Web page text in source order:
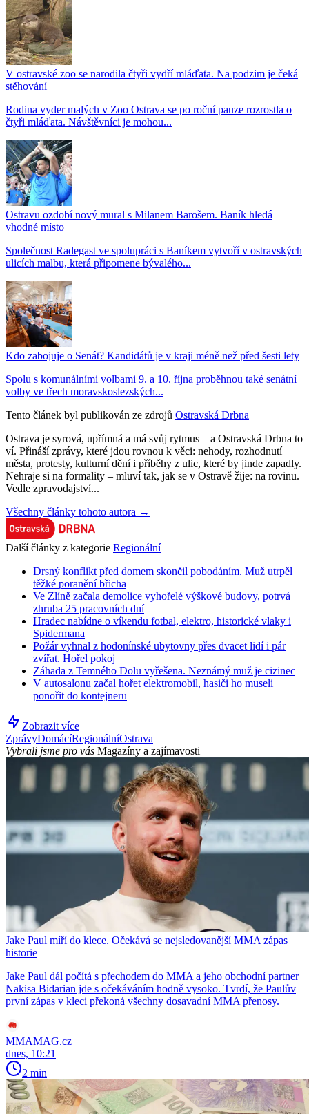
V ostravské zoo se narodila čtyři vydří mláďata. Na podzim je čeká
stěhování
Rodina vyder malých v Zoo Ostrava se po roční pauze rozrostla o
čtyři mláďata. Návštěvníci je mohou...
Ostravu ozdobí nový mural s Milanem Barošem. Baník hledá
vhodné místo
Společnost Radegast ve spolupráci s Baníkem vytvoří v ostravských
ulicích malbu, která připomene bývalého...
Kdo zabojuje o Senát? Kandidátů je v kraji méně než před šesti lety
Spolu s komunálními volbami 9. a 10. října proběhnou také senátní
volby ve třech moravskoslezských...
Tento článek byl publikován ze zdrojů Ostravská Drbna
Ostrava je syrová, upřímná a má svůj rytmus – a Ostravská Drbna to
ví. Přináší zprávy, které jdou rovnou k věci: nehody, rozhodnutí
města, protesty, kulturní dění i příběhy z ulic, které by jinde zapadly.
Nehraje si na formality – mluví tak, jak se v Ostravě žije: na rovinu.
Vedle zpravodajství...
Všechny články tohoto autora →
Další články z kategorie Regionální
Drsný konflikt před domem skončil pobodáním. Muž utrpěl
těžké poranění břicha
Ve Zlíně začala demolice vyhořelé výškové budovy, potrvá
zhruba 25 pracovních dní
Hradec nabídne o víkendu fotbal, elektro, historické vlaky i
Spidermana
Požár vyhnal z hodonínské ubytovny přes dvacet lidí i pár
zvířat. Hořel pokoj
Záhada z Temného Dolu vyřešena. Neznámý muž je cizinec
V autosalonu začal hořet elektromobil, hasiči ho museli
ponořit do kontejneru
Zobrazit více
ZprávyDomácíRegionálníOstrava
Vybrali jsme pro vás Magazíny a zajímavosti
Jake Paul míří do klece. Očekává se nejsledovanější MMA zápas
historie
Jake Paul dál počítá s přechodem do MMA a jeho obchodní partner
Nakisa Bidarian jde s očekáváním hodně vysoko. Tvrdí, že Paulův
první zápas v kleci překoná všechny dosavadní MMA přenosy.
MMAMAG.cz
dnes, 10:21
2 min